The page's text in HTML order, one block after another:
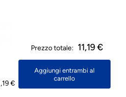
€
Prezzo totale: 11,19 €
Aggiungi entrambi al
carrello